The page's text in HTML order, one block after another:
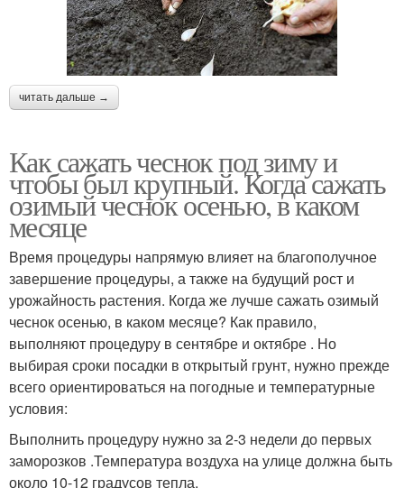
читать дальше →
Как сажать чеснок под зиму и
чтобы был крупный. Когда сажать
озимый чеснок осенью, в каком
месяце
Время процедуры напрямую влияет на благополучное
завершение процедуры, а также на будущий рост и
урожайность растения. Когда же лучше сажать озимый
чеснок осенью, в каком месяце? Как правило,
выполняют процедуру в сентябре и октябре . Но
выбирая сроки посадки в открытый грунт, нужно прежде
всего ориентироваться на погодные и температурные
условия:
Выполнить процедуру нужно за 2-3 недели до первых
заморозков .Температура воздуха на улице должна быть
около 10-12 градусов тепла.